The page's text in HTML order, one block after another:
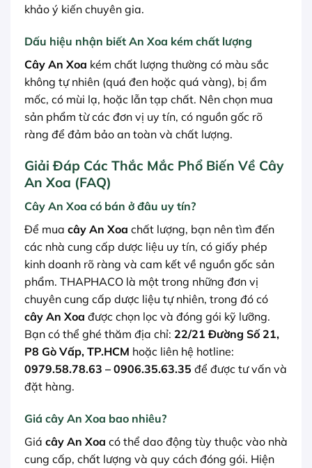
khảo ý kiến chuyên gia.
Dấu hiệu nhận biết An Xoa kém chất lượng
Cây An Xoa kém chất lượng thường có màu sắc
không tự nhiên (quá đen hoặc quá vàng), bị ẩm
mốc, có mùi lạ, hoặc lẫn tạp chất. Nên chọn mua
sản phẩm từ các đơn vị uy tín, có nguồn gốc rõ
ràng để đảm bảo an toàn và chất lượng.
Giải Đáp Các Thắc Mắc Phổ Biến Về Cây
An Xoa (FAQ)
Cây An Xoa có bán ở đâu uy tín?
Để mua cây An Xoa chất lượng, bạn nên tìm đến
các nhà cung cấp dược liệu uy tín, có giấy phép
kinh doanh rõ ràng và cam kết về nguồn gốc sản
phẩm. THAPHACO là một trong những đơn vị
chuyên cung cấp dược liệu tự nhiên, trong đó có
cây An Xoa được chọn lọc và đóng gói kỹ lưỡng.
Bạn có thể ghé thăm địa chỉ: 22/21 Đường Số 21,
P8 Gò Vấp, TP.HCM hoặc liên hệ hotline:
0979.58.78.63 – 0906.35.63.35 để được tư vấn và
đặt hàng.
Giá cây An Xoa bao nhiêu?
Giá cây An Xoa có thể dao động tùy thuộc vào nhà
cung cấp, chất lượng và quy cách đóng gói. Hiện